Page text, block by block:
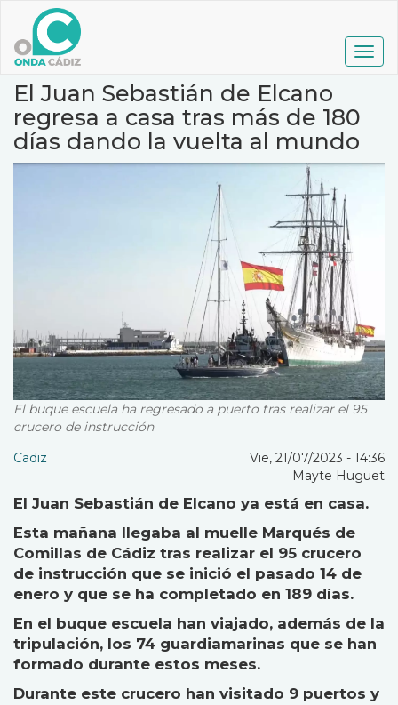
contenido
principal
El Juan Sebastián de Elcano
regresa a casa tras más de 180
días dando la vuelta al mundo
El buque escuela ha regresado a puerto tras realizar el 95
crucero de instrucción
Cadiz
Vie, 21/07/2023 - 14:36
Mayte Huguet
El Juan Sebastián de Elcano ya está en casa.
Esta mañana llegaba al muelle Marqués de
Comillas de Cádiz tras realizar el 95 crucero
de instrucción que se inició el pasado 14 de
enero y que se ha completado en 189 días.
En el buque escuela han viajado, además de la
tripulación, los 74 guardiamarinas que se han
formado durante estos meses.
Durante este crucero han visitado 9 puertos y